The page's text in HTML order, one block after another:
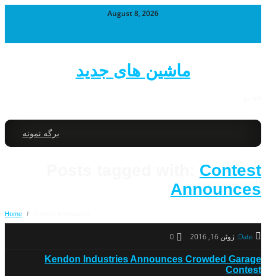
August 8, 2026
ماشین های جدید
برگه نمونه
Contest
Announces
Home /
Date: ژوئن 16, 2016 0
Kendon Industries Announces Crowded Garage
Contest